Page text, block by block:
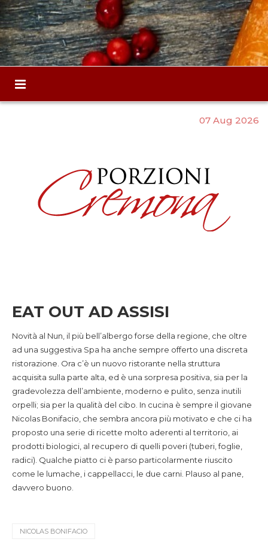
07 Aug 2026
EAT OUT AD ASSISI
Novità al Nun, il più bell’albergo forse della regione, che oltre
ad una suggestiva Spa ha anche sempre offerto una discreta
ristorazione. Ora c’è un nuovo ristorante nella struttura
acquisita sulla parte alta, ed è una sorpresa positiva, sia per la
gradevolezza dell’ambiente, moderno e pulito, senza inutili
orpelli; sia per la qualità del cibo. In cucina è sempre il giovane
Nicolas Bonifacio, che sembra ancora più motivato e che ci ha
proposto una serie di ricette molto aderenti al territorio, ai
prodotti biologici, al recupero di quelli poveri (tuberi, foglie,
radici). Qualche piatto ci è parso particolarmente riuscito
come le lumache, i cappellacci, le due carni. Plauso al pane,
davvero buono.
NICOLAS BONIFACIO